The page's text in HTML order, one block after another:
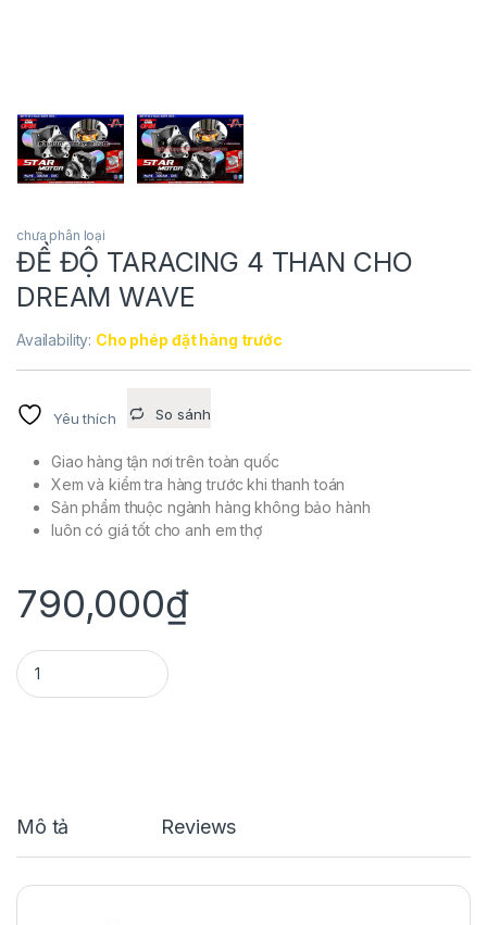
chưa phân loại
ĐỀ ĐỘ TARACING 4 THAN CHO
DREAM WAVE
Availability: Cho phép đặt hàng trước
Yêu thích So sánh
Giao hàng tận nơi trên toàn quốc
Xem và kiểm tra hàng trước khi thanh toán
Sản phẩm thuộc ngành hàng không bảo hành
luôn có giá tốt cho anh em thợ
790,000₫
ĐỀ ĐỘ TARACING 4 THAN CHO DREAM WAVE quantity
Mô tả Reviews